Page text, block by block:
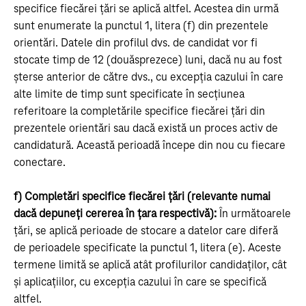
specifice fiecărei țări se aplică altfel. Acestea din urmă
sunt enumerate la punctul 1, litera (f) din prezentele
orientări. Datele din profilul dvs. de candidat vor fi
stocate timp de 12 (douăsprezece) luni, dacă nu au fost
șterse anterior de către dvs., cu excepția cazului în care
alte limite de timp sunt specificate în secțiunea
referitoare la completările specifice fiecărei țări din
prezentele orientări sau dacă există un proces activ de
candidatură. Această perioadă începe din nou cu fiecare
conectare.
f) Completări specifice fiecărei țări (relevante numai
dacă depuneți cererea în țara respectivă): În următoarele
țări, se aplică perioade de stocare a datelor care diferă
de perioadele specificate la punctul 1, litera (e). Aceste
termene limită se aplică atât profilurilor candidaților, cât
și aplicațiilor, cu excepția cazului în care se specifică
altfel.